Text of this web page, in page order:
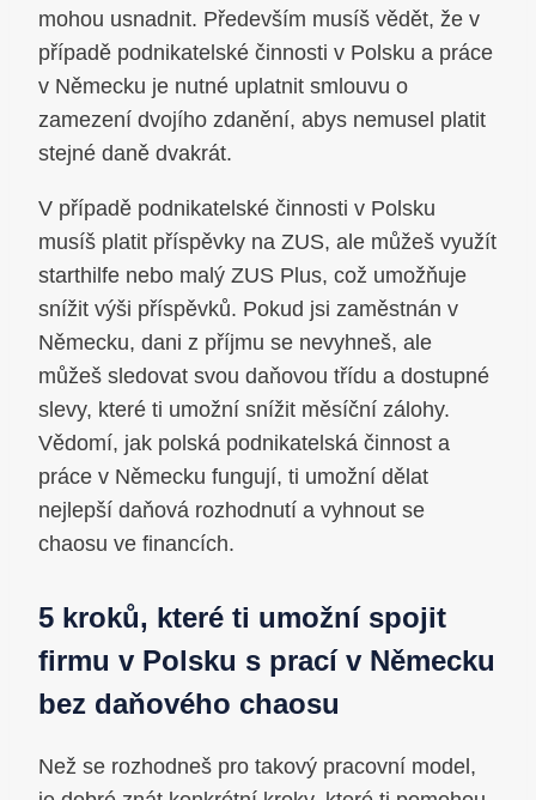
mohou usnadnit. Především musíš vědět, že v
případě podnikatelské činnosti v Polsku a práce
v Německu je nutné uplatnit smlouvu o
zamezení dvojího zdanění, abys nemusel platit
stejné daně dvakrát.
V případě podnikatelské činnosti v Polsku
musíš platit příspěvky na ZUS, ale můžeš využít
starthilfe nebo malý ZUS Plus, což umožňuje
snížit výši příspěvků. Pokud jsi zaměstnán v
Německu, dani z příjmu se nevyhneš, ale
můžeš sledovat svou daňovou třídu a dostupné
slevy, které ti umožní snížit měsíční zálohy.
Vědomí, jak polská podnikatelská činnost a
práce v Německu fungují, ti umožní dělat
nejlepší daňová rozhodnutí a vyhnout se
chaosu ve financích.
5 kroků, které ti umožní spojit
firmu v Polsku s prací v Německu
bez daňového chaosu
Než se rozhodneš pro takový pracovní model,